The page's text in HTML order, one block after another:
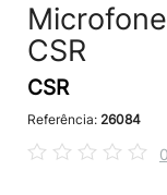
CSR
CSR
Referência: 26084